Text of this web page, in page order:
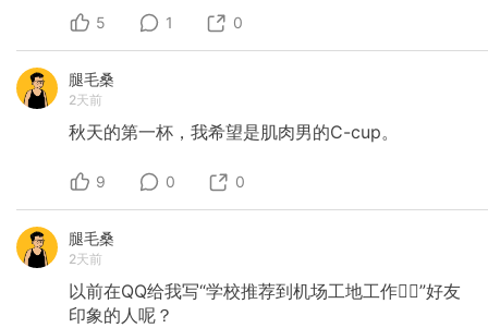
5 1 0
腿毛桑
2天前
秋天的第一杯，我希望是肌肉男的C-cup。
9 0 0
腿毛桑
2天前
以前在QQ给我写“学校推荐到机场工地工作👍🏻”好友
印象的人呢？